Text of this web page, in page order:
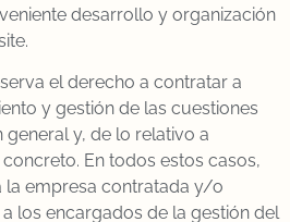
desarrollo y organización
el derecho a contratar a
y gestión de las cuestiones
y, de lo relativo a
En todos estos casos,
la empresa contratada y/o
los encargados de la gestión del